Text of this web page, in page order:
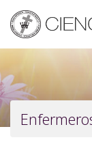
main
content